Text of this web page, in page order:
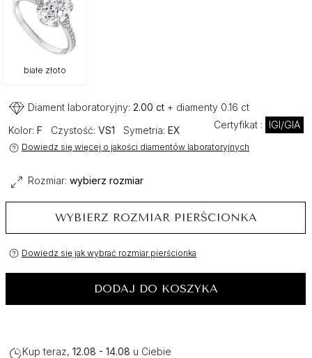
białe złoto
Diament laboratoryjny: 2.00 ct + diamenty 0.16 ct
Certyfikat :
IGI/GIA
Kolor: F Czystość: VS1 Symetria: EX
Dowiedz się więcej o jakości diamentów laboratoryjnych
Rozmiar: wybierz rozmiar
WYBIERZ ROZMIAR PIERŚCIONKA
Dowiedz się jak wybrać rozmiar pierścionka
DODAJ DO KOSZYKA
Kup teraz, 12.08 - 14.08 u Ciebie